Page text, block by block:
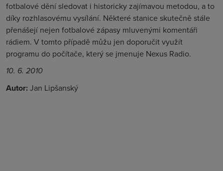
fotbalové dění sledovat i historicky zajímavou metodou, a to
díky rozhlasovému vysílání. Některé stanice skutečně stále
přenášejí nejen fotbalové zápasy mluvenými komentáři
rádiem. V tomto případě můžu jen doporučit využít
programu do počítače, který se jmenuje Nexus Radio.
10. 6. 2010
Autor: Jan Lipšanský